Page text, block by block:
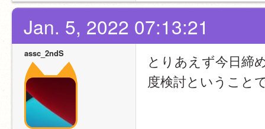
Jan. 5, 2022 07:13:21
assc_2ndS
とりあえず今日締
度検討ということ